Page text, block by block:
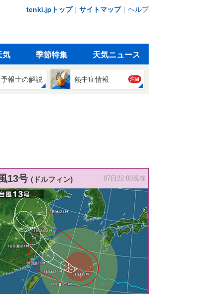
tenki.jpトップ｜ サイトマップ｜ ヘルプ
気 季節特集 天気ニュース
報士の解説 熱中症情報 注目
13号 (ドルフィン) 07日22:00現在